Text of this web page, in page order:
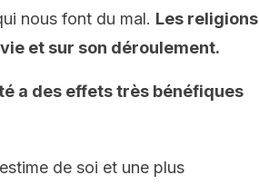
nous font du mal. Les religions
et sur son déroulement.
a des effets très bénéfiques
de soi et une plus